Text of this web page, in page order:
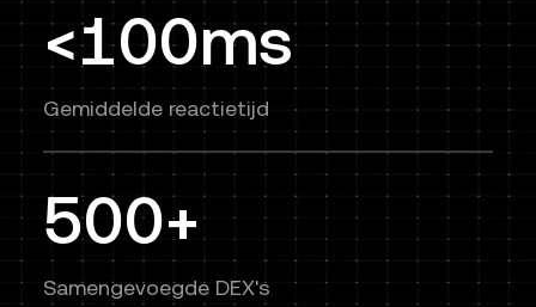
<100ms
Gemiddelde reactietijd
500+
Samengevoegde DEX's